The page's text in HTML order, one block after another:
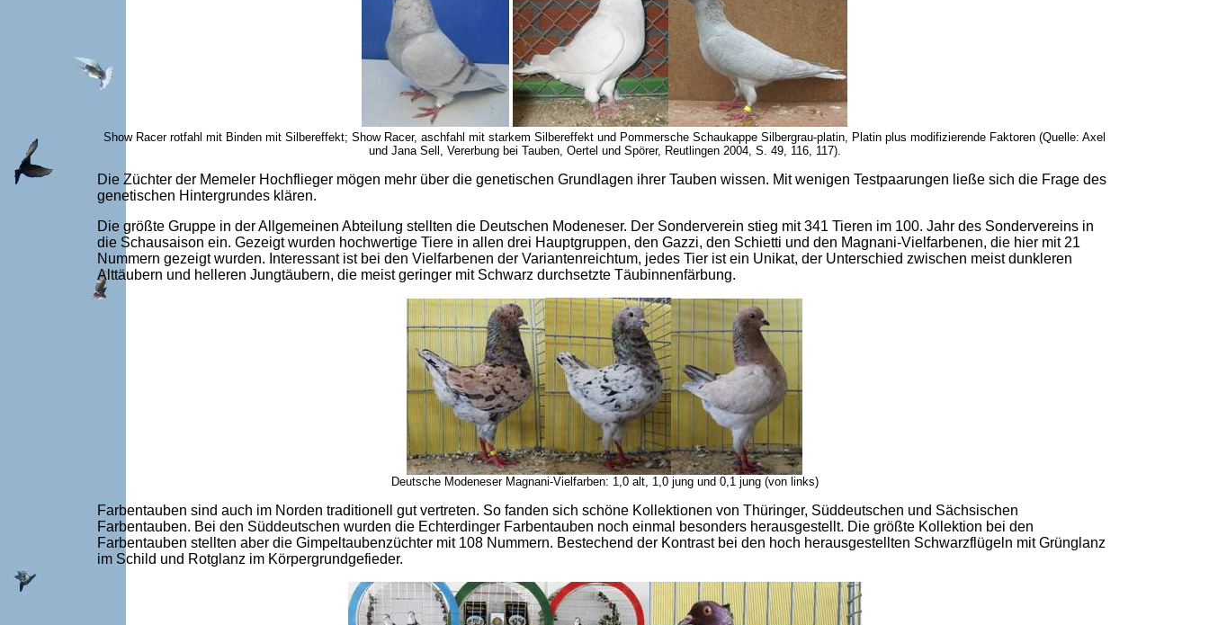
Show Racer rotfahl mit Binden mit Silbereffekt; Show Racer, aschfahl mit starkem Silbereffekt und Pommersche Schaukappe Silbergrau-platin, Platin plus modifizierende Faktoren (Quelle: Axel
und Jana Sell, Vererbung bei Tauben, Oertel und Spörer, Reutlingen 2004, S. 49, 116, 117).
Die Züchter der Memeler Hochflieger mögen mehr über die genetischen Grundlagen ihrer Tauben wissen. Mit wenigen Testpaarungen ließe sich die Frage des
genetischen Hintergrundes klären.
Die größte Gruppe in der Allgemeinen Abteilung stellten die Deutschen Modeneser. Der Sonderverein stieg mit 341 Tieren im 100. Jahr des Sondervereins in
die Schausaison ein. Gezeigt wurden hochwertige Tiere in allen drei Hauptgruppen, den Gazzi, den Schietti und den Magnani-Vielfarbenen, die hier mit 21
Nummern gezeigt wurden. Interessant ist bei den Vielfarbenen der Variantenreichtum, jedes Tier ist ein Unikat, der Unterschied zwischen meist dunkleren
Alttäubern und helleren Jungtäubern, die meist geringer mit Schwarz durchsetzte Täubinnenfärbung.
Deutsche Modeneser Magnani-Vielfarben: 1,0 alt, 1,0 jung und 0,1 jung (von links)
Farbentauben sind auch im Norden traditionell gut vertreten. So fanden sich schöne Kollektionen von Thüringer, Süddeutschen und Sächsischen
Farbentauben. Bei den Süddeutschen wurden die Echterdinger Farbentauben noch einmal besonders herausgestellt. Die größte Kollektion bei den
Farbentauben stellten aber die Gimpeltaubenzüchter mit 108 Nummern. Bestechend der Kontrast bei den hoch herausgestellten Schwarzflügeln mit Grünglanz
im Schild und Rotglanz im Körpergrundgefieder.